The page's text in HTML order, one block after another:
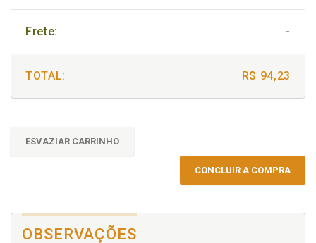
Frete: -
TOTAL: R$ 94,23
ESVAZIAR CARRINHO
CONCLUIR A COMPRA
OBSERVAÇÕES